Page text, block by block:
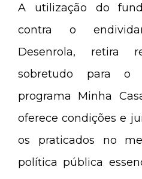
A utilização do
contra o
Desenrola, retira
sobretudo para o
programa Minha
oferece condições e
os praticados no
política pública